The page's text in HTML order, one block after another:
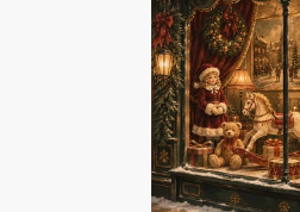
Painting
-
Escaparate
navideño